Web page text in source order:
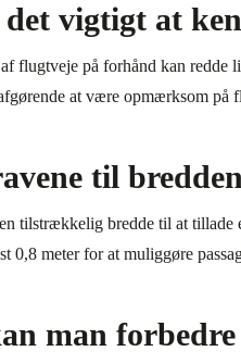
vigtigt at
flugtveje på forhånd kan redde
at være opmærksom på
til
tilstrækkelig bredde til at tillade
0,8 meter for at muliggøre
man